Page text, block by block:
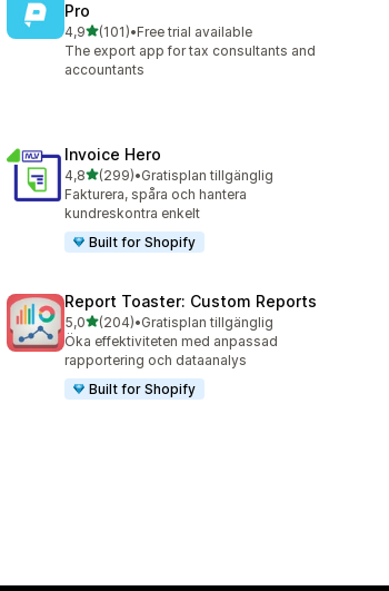
Pro
4,9av 5 stjärnor
(101)
101 recensioner totalt
•Free trial available
The export app for tax consultants and
accountants
Invoice Hero
4,8av 5 stjärnor
(299)
299 recensioner totalt
•Gratisplan tillgänglig
Fakturera, spåra och hantera
kundreskontra enkelt
Built for Shopify
Report Toaster: Custom Reports
5,0av 5 stjärnor
(204)
204 recensioner totalt
•Gratisplan tillgänglig
Öka effektiviteten med anpassad
rapportering och dataanalys
Built for Shopify